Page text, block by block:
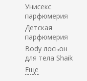
Унисекс
парфюмерия
Детская
парфюмерия
Body лосьон
для тела Shaik